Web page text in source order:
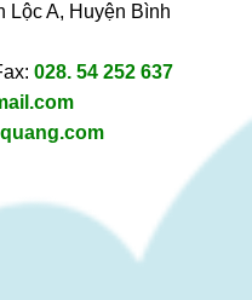
Lộc A, Huyện Bình
028. 54 252 637